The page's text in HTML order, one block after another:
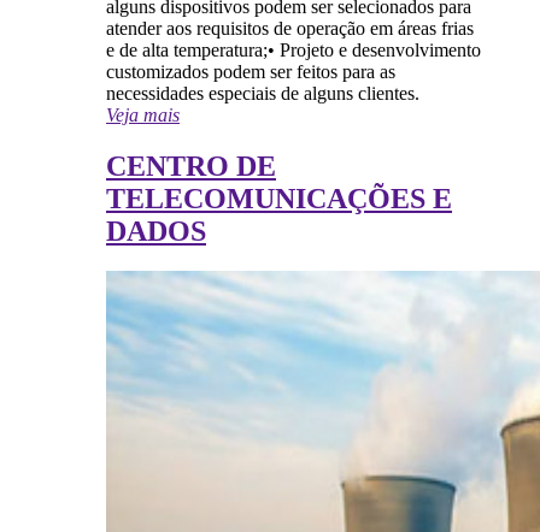
alguns dispositivos podem ser selecionados para
atender aos requisitos de operação em áreas frias
e de alta temperatura;• Projeto e desenvolvimento
customizados podem ser feitos para as
necessidades especiais de alguns clientes.
Veja mais
CENTRO DE
TELECOMUNICAÇÕES E
DADOS